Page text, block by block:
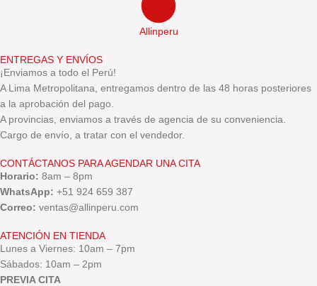
Allinperu
ENTREGAS Y ENVÍOS
¡Enviamos a todo el Perú!
A Lima Metropolitana, entregamos dentro de las 48 horas posteriores
a la aprobación del pago.
A provincias, enviamos a través de agencia de su conveniencia.
Cargo de envío, a tratar con el vendedor.
CONTÁCTANOS PARA AGENDAR UNA CITA
Horario: 8am – 8pm
WhatsApp: +51 924 659 387
Correo: ventas@allinperu.com
ATENCIÓN EN TIENDA
Lunes a Viernes: 10am – 7pm
Sábados: 10am – 2pm
PREVIA CITA